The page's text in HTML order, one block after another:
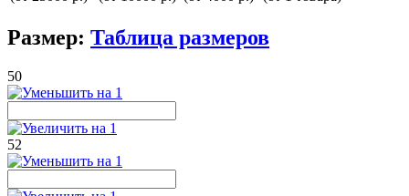
Размер: Таблица размеров
50
52